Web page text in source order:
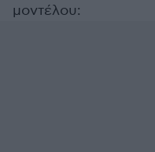
μοντέλου: